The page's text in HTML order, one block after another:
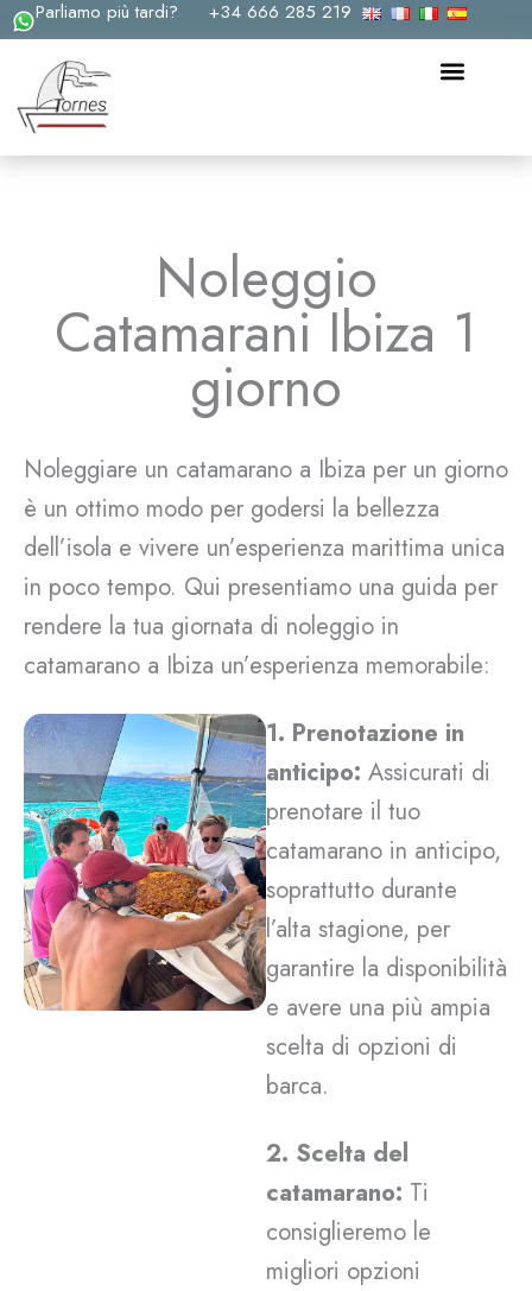
Vai
al
contenuto
Parliamo più tardi? +34 666 285 219
Noleggio
Catamarani Ibiza 1
giorno
Noleggiare un catamarano a Ibiza per un giorno
è un ottimo modo per godersi la bellezza
dell’isola e vivere un’esperienza marittima unica
in poco tempo. Qui presentiamo una guida per
rendere la tua giornata di noleggio in
catamarano a Ibiza un’esperienza memorabile:
1. Prenotazione in
anticipo: Assicurati di
prenotare il tuo
catamarano in anticipo,
soprattutto durante
l’alta stagione, per
garantire la disponibilità
e avere una più ampia
scelta di opzioni di
barca.
2. Scelta del
catamarano: Ti
consiglieremo le
migliori opzioni